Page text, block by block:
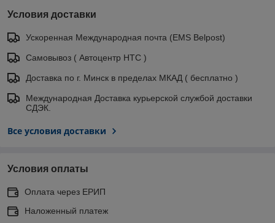
Условия доставки
Ускоренная Международная почта (EMS Belpost)
Самовывоз ( Автоцентр НТС )
Доставка по г. Минск в пределах МКАД ( бесплатно )
Международная Доставка курьерской службой доставки
СДЭК.
Все условия доставки
Условия оплаты
Оплата через ЕРИП
Наложенный платеж